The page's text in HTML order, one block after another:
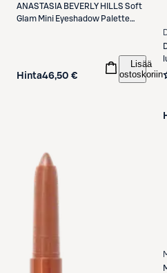
ANASTASIA BEVERLY HILLS Soft
Glam Mini Eyeshadow Palette
Hinta46,50 €
Lisää
ostoskoriin